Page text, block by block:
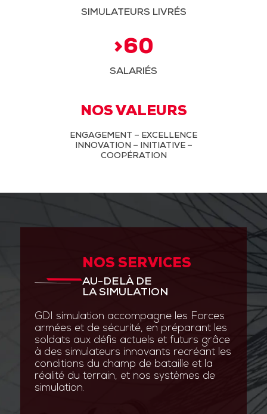
SIMULATEURS LIVRÉS
>60
SALARIÉS
NOS VALEURS
ENGAGEMENT – EXCELLENCE
INNOVATION – INITIATIVE –
COOPÉRATION
NOS SERVICES
AU-DELÀ DE
LA SIMULATION
GDI simulation accompagne les Forces
armées et de sécurité, en préparant les
soldats aux défis actuels et futurs grâce
à des simulateurs innovants recréant les
conditions du champ de bataille et la
réalité du terrain, et nos systèmes de
simulation.